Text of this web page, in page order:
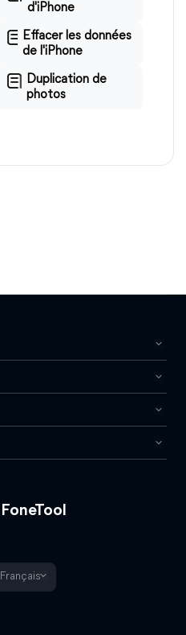
d'iPhone
Effacer les données
de l'iPhone
Duplication de
photos
FoneTool
Français